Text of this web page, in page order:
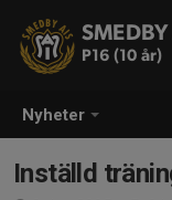
Nyheter
P16 (10 år)
Inställd